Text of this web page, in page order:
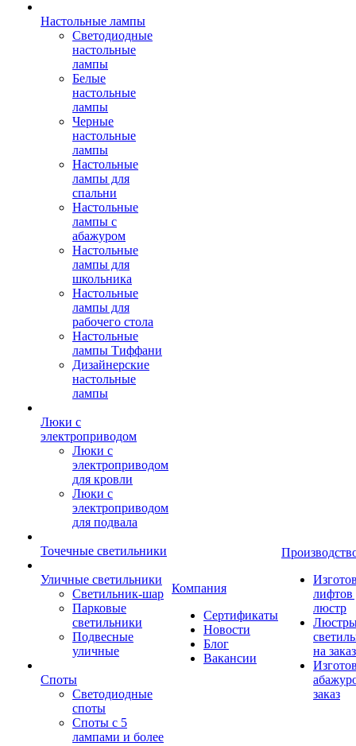
Настольные лампы
Светодиодные
настольные
лампы
Белые
настольные
лампы
Черные
настольные
лампы
Настольные
лампы для
спальни
Настольные
лампы с
абажуром
Настольные
лампы для
школьника
Настольные
лампы для
рабочего стола
Настольные
лампы Тиффани
Дизайнерские
настольные
лампы
Люки с
электроприводом
Люки с
электроприводом
для кровли
Люки с
электроприводом
для подвала
Точечные светильники
Уличные светильники
Светильник-шар
Парковые
светильники
Подвесные
уличные
Споты
Светодиодные
споты
Споты с 5
лампами и более
Компания
Сертификаты
Новости
Блог
Вакансии
лифтов
люстр
на заказ
заказ